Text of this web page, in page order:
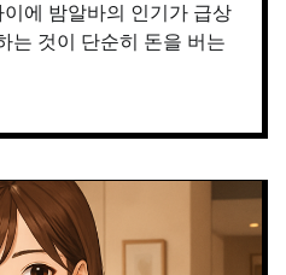
에 밤알바의 인기가 급상
는 것이 단순히 돈을 버는